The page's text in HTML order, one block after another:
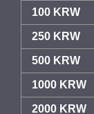
100 KRW
250 KRW
500 KRW
1000 KRW
2000 KRW